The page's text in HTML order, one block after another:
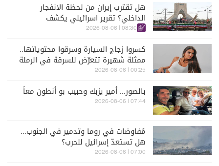
هل تقترب إيران من لحظة الانفجار
الداخلي؟ تقرير اسرائيلي يكشف
الكواليس
08:30 | 2026-08-06
كسروا زجاج السيارة وسرقوا محتوياتها..
ممثلة شهيرة تتعرّض للسرقة في الرملة
البيضاء (فيديو)
00:25 | 2026-08-06
بالصور... أمير يزبك وحبيب بو أنطون معاً
07:44 | 2026-08-06
مُفاوضات في روما وتدمير في الجنوب...
هل تستعدّ إسرائيل للحرب؟
07:00 | 2026-08-06